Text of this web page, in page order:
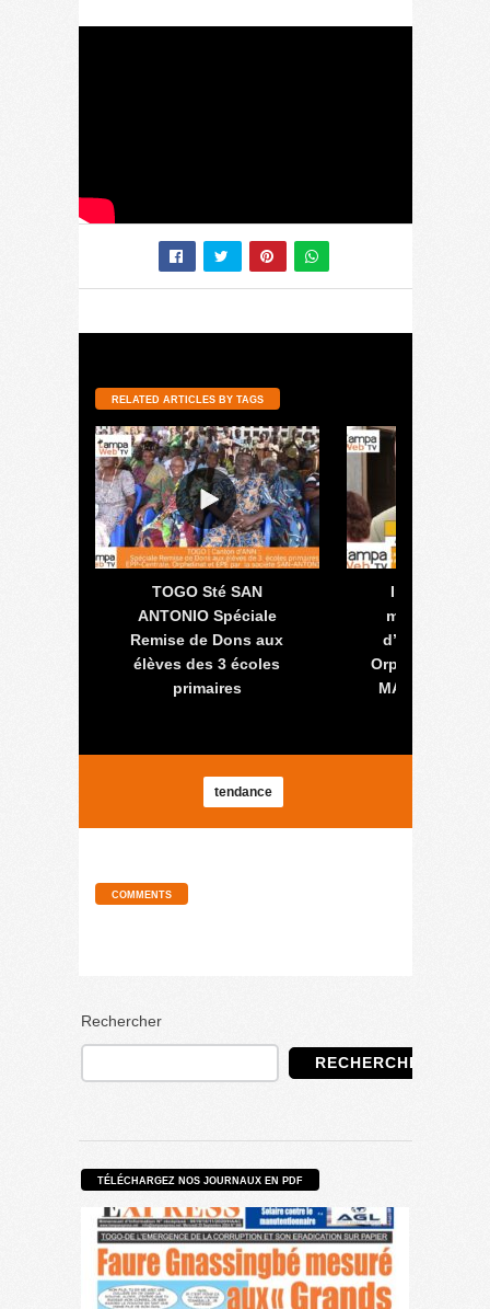
RELATED ARTICLES BY TAGS
TOGO Sté SAN
ANTONIO Spéciale
Remise de Dons aux
élèves des 3 écoles
primaires
Inauguration
maison
Orphelins LES
MARIEN à
tendance
COMMENTS
Rechercher
RECHERCHER
TÉLÉCHARGEZ NOS JOURNAUX EN PDF